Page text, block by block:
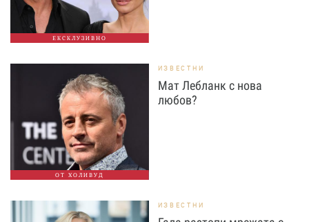
ЕКСКЛУЗИВНО
ОТ ХОЛИВУД
ИЗВЕСТНИ
Мат Лебланк с нова
любов?
ИЗВЕСТНИ